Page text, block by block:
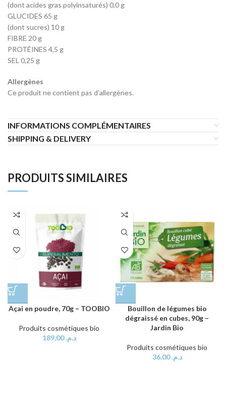
(dont acides gras polyinsaturés) 0,0 g
GLUCIDES 65 g
(dont sucres) 10 g
FIBRE 20 g
PROTÉINES 4,5 g
SEL 0,25 g
Allergènes
Ce produit ne contient pas d’allergènes.
INFORMATIONS COMPLÉMENTAIRES
SHIPPING & DELIVERY
PRODUITS SIMILAIRES
Açai en poudre, 70g – TOOBIO
Produits cosmétiques bio
د.م.189,00
Bouillon de légumes bio
dégraissé en cubes, 90g –
Jardin Bio
Produits cosmétiques bio
د.م.36,00